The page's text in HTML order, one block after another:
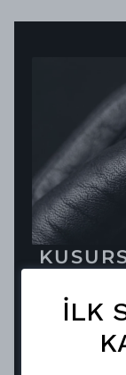
Vakum
Swass
yüzeyiyle
İLK